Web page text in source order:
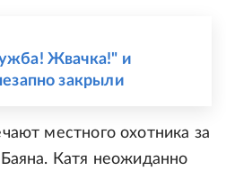
Жвачка!" и
закрыли
местного охотника за
Катя неожиданно